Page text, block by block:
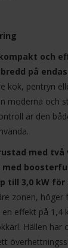
kompakt och
på
kök, pentryn
moderna och
är den
med två
med
till 3,0 kW för
zonen, höger
effekt på 1,4
Hällen har